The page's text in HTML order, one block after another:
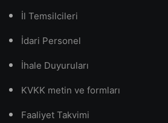
İl Temsilcileri
İdari Personel
İhale Duyuruları
KVKK metin ve formları
Faaliyet Takvimi